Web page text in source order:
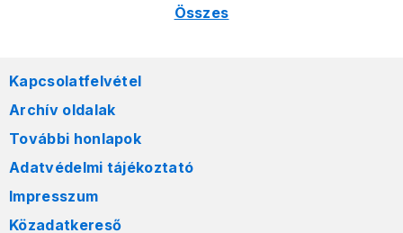
Összes
Kapcsolatfelvétel
Archív oldalak
További honlapok
Adatvédelmi tájékoztató
Impresszum
Közadatkereső